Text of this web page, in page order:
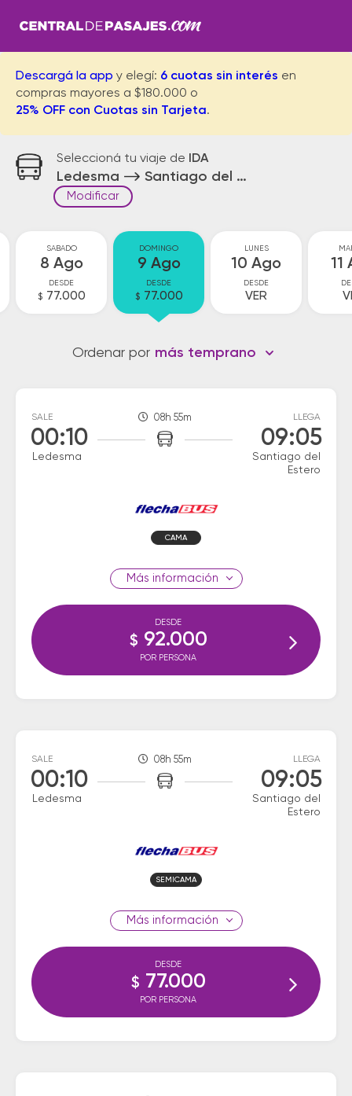
Descargá la app y elegí: 6 cuotas sin interés en
compras mayores a $180.000 o
25% OFF con Cuotas sin Tarjeta.
Seleccioná tu viaje de IDA
Ledesma Santiago del Estero
Modificar
SABADO
8 Ago
DESDE
$ 77.000
DOMINGO
9 Ago
DESDE
$ 77.000
LUNES
10 Ago
DESDE
VER
11
Ordenar por más temprano
SALE
00:10
Ledesma
08h 55m LLEGA
09:05
Santiago del
Estero
CAMA
información
DESDE
$ 92.000
POR PERSONA
SALE
00:10
Ledesma
08h 55m LLEGA
09:05
Santiago del
Estero
SEMICAMA
información
DESDE
$ 77.000
POR PERSONA